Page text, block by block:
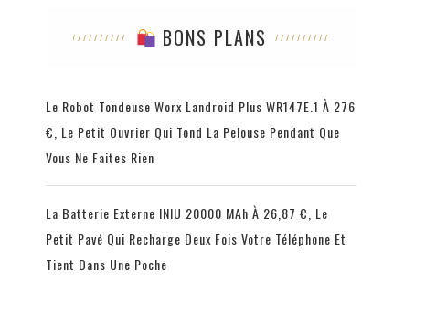
BONS PLANS
Le Robot Tondeuse Worx Landroid Plus WR147E.1 À 276
€, Le Petit Ouvrier Qui Tond La Pelouse Pendant Que
Vous Ne Faites Rien
La Batterie Externe INIU 20000 MAh À 26,87 €, Le
Petit Pavé Qui Recharge Deux Fois Votre Téléphone Et
Tient Dans Une Poche